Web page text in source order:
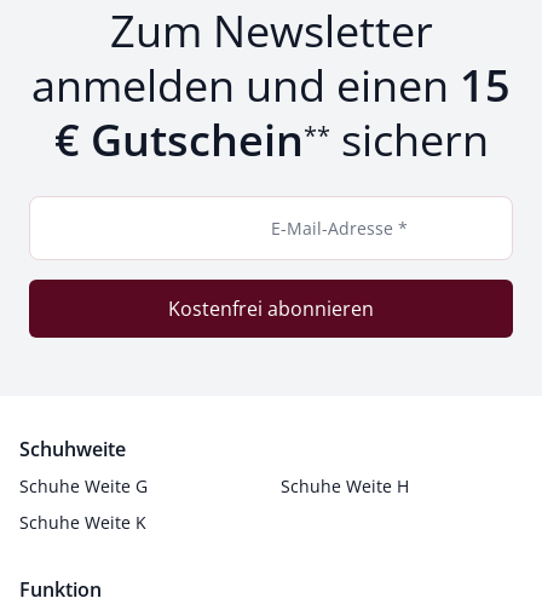
Zum Newsletter
anmelden und einen 15
€ Gutschein** sichern
E-Mail-Adresse *
Kostenfrei abonnieren
Schuhweite
Schuhe Weite G
Schuhe Weite H
Schuhe Weite K
Funktion